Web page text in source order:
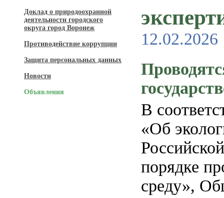
Доклад о природоохранной
деятельности городского
округа город Воронеж
Противодействие коррупции
Защита персональных данных
Новости
Объявления
12.02.2026
В
«Об
порядке
среду»,